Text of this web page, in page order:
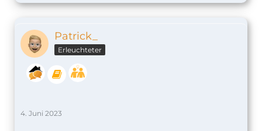
Patrick_
Erleuchteter
4. Juni 2023